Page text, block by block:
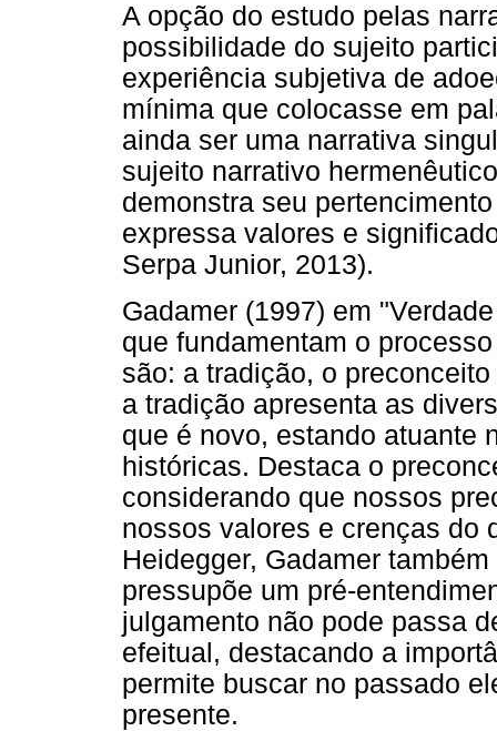
A opção do estudo pelas
possibilidade do sujeito
experiência subjetiva de
mínima que colocasse em
ainda ser uma narrativa
sujeito narrativo
demonstra seu
expressa valores e
Serpa Junior, 2013).
Gadamer (1997) em
que fundamentam o
são: a tradição, o
a tradição apresenta as
que é novo, estando atuante
históricas. Destaca o
considerando que nossos
nossos valores e crenças do
Heidegger, Gadamer
pressupõe um pré-
julgamento não pode passa
efeitual, destacando a
permite buscar no passado
presente.